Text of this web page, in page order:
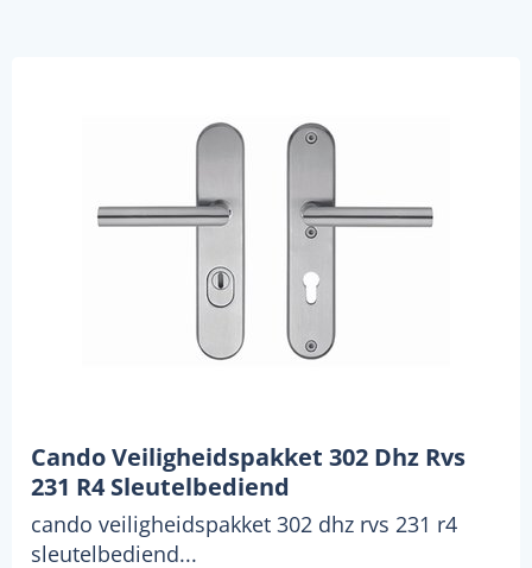
Cando Veiligheidspakket 302 Dhz Rvs
231 R4 Sleutelbediend
cando veiligheidspakket 302 dhz rvs 231 r4
sleutelbediend...